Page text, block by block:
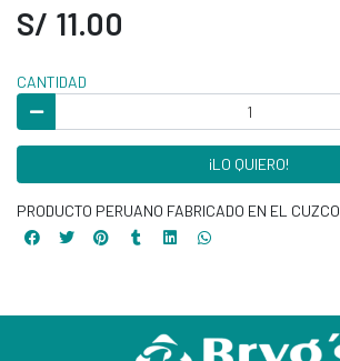
S/ 11.00
CANTIDAD
¡LO QUIERO!
PRODUCTO PERUANO FABRICADO EN EL CUZCO